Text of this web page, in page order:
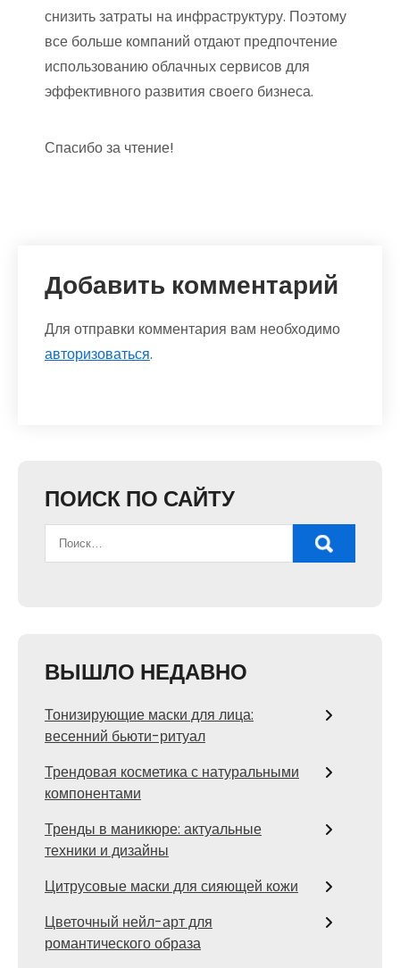
снизить затраты на инфраструктуру. Поэтому
все больше компаний отдают предпочтение
использованию облачных сервисов для
эффективного развития своего бизнеса.
Спасибо за чтение!
Добавить комментарий
Для отправки комментария вам необходимо
авторизоваться.
ПОИСК ПО САЙТУ
ВЫШЛО НЕДАВНО
Тонизирующие маски для лица:
весенний бьюти-ритуал
Трендовая косметика с натуральными
компонентами
Тренды в маникюре: актуальные
техники и дизайны
Цитрусовые маски для сияющей кожи
Цветочный нейл-арт для
романтического образа